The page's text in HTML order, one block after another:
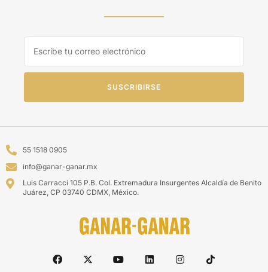
SUSCRIBIRSE
55 1518 0905
info@ganar-ganar.mx
Luis Carracci 105 P.B. Col. Extremadura Insurgentes Alcaldía de Benito
Juárez, CP 03740 CDMX, México.